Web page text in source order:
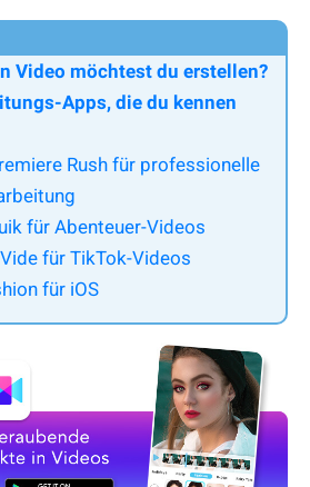
Video möchtest du erstellen?
Apps, die du kennen
Rush für professionelle
für Abenteuer-Videos
für TikTok-Videos
für iOS